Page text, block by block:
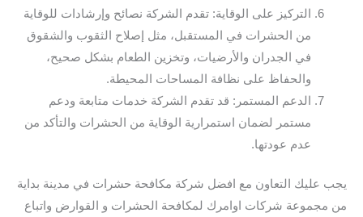
التركيز على الوقاية: تقدم الشركة نصائح وإرشادات للوقاية
من الحشرات في المستقبل، مثل إصلاح الثقوب والشقوق
في الجدران والأرضيات، وتخزين الطعام بشكل صحيح،
والحفاظ على نظافة المساحات المحيطة.
الدعم المستمر: قد تقدم الشركة خدمات متابعة ودعم
مستمر لضمان استمرارية الوقاية من الحشرات والتأكد من
عدم عودتها.
يجب عليك التعاون مع افضل شركة مكافحة حشرات في مدينة بداية
من مجموعة شركات اوامرك لمكافحة الحشرات و القوارض واتباع